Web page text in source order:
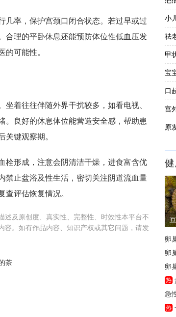
几率，保护宫颈口闭合状态。若过早或过
合理的平卧休息还能预防体位性低血压发
的可能性。
着往往伴随外界干扰较多，如看电视、
。良好的休息体位能营造安全感，帮助患
键观察期。
栓形成，注意会阴清洁干燥，进食富含优
禁止盆浴及性生活，密切关注阴道流血量
评估恢复情况。
述及原创度、真实性、完整性、时效性本平台不
容。如有作品内容、知识产权或其它问题，请发
茶
小
祛
甲
宝
口
宫
原
卵
卵
卵
热
急
热